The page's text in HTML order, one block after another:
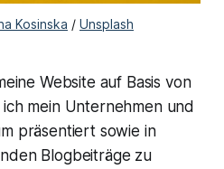
Kosinska / Unsplash
Website auf Basis von
mein Unternehmen und
präsentiert sowie in
Blogbeiträge zu